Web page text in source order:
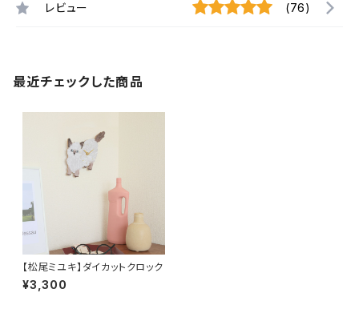
レビュー (76)
最近チェックした商品
【松尾ミユキ】ダイカットクロック
¥3,300